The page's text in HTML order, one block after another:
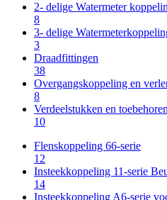
2- delige Watermeter
8
3- delige
3
Draadfittingen
38
Overgangskoppeling en
8
Verdeelstukken en toebehoren
10
Flenskoppeling 66-serie
12
Insteekkoppeling 11-serie
14
Insteekkoppeling A6-serie